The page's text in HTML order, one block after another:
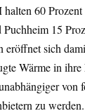
60
15
eröffnet sich
Wärme in ihre
von
zu